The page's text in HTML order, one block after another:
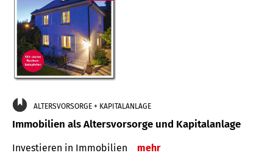
ALTERSVORSORGE + KAPITALANLAGE
Immobilien als Altersvorsorge und Kapitalanlage
Investieren in Immobilien mehr